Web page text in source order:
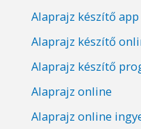
Alaprajz készítő app
Alaprajz készítő
Alaprajz készítő
Alaprajz online
Alaprajz online